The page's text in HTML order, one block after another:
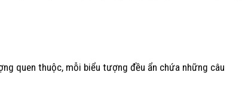
quen thuộc, mỗi biểu tượng đều ẩn chứa những câu